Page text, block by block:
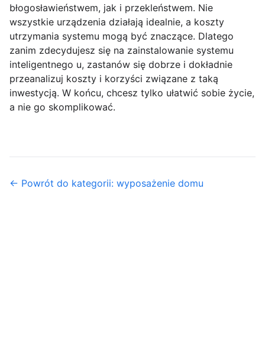
błogosławieństwem, jak i przekleństwem. Nie
wszystkie urządzenia działają idealnie, a koszty
utrzymania systemu mogą być znaczące. Dlatego
zanim zdecydujesz się na zainstalowanie systemu
inteligentnego u, zastanów się dobrze i dokładnie
przeanalizuj koszty i korzyści związane z taką
inwestycją. W końcu, chcesz tylko ułatwić sobie życie,
a nie go skomplikować.
← Powrót do kategorii: wyposażenie domu